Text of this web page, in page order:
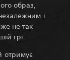
образ,
і
не так
грі.
отримує